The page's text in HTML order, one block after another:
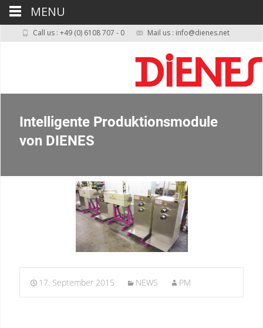
Call us : +49 (0) 6108 707 - 0 Mail us : info@dienes.net
Intelligente Produktionsmodule
von DIENES
17. September 2015 NEWS PM
MENU